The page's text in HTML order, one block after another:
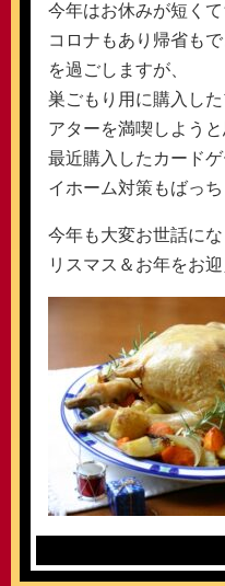
今年はお休みが短く
コロナもあり帰省も
を過ごしますが、
巣ごもり用に購入し
アターを満喫しようと
最近購入したカード
イホーム対策もばっち
今年も大変お世話に
リスマス＆お年をお迎